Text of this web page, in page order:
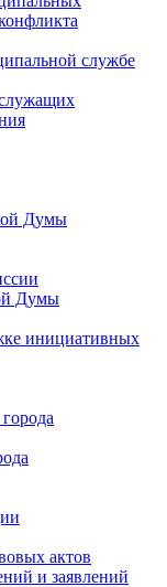
службе
Думы
Думы
инициативных
актов
и заявлений